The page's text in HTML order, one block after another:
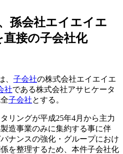
孫会社エイエイエ
接の子会社化
、 子会社の株式会社エイエイエ
社である株式会社アサヒケータ
子会社とする。
リングが平成25年4月から主力
造事業のみに集約する事に伴
ナンスの強化・グループにおけ
を整理するため、本件子会社化